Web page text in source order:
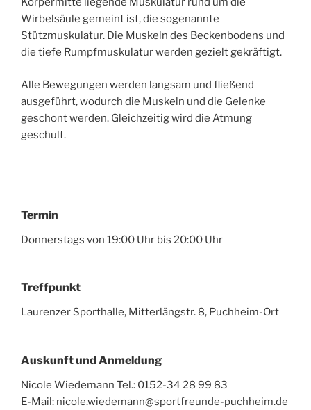
Wirbelsäule gemeint ist, die sogenannte
Stützmuskulatur. Die Muskeln des Beckenbodens und
die tiefe Rumpfmuskulatur werden gezielt gekräftigt.
Alle Bewegungen werden langsam und fließend
ausgeführt, wodurch die Muskeln und die Gelenke
geschont werden. Gleichzeitig wird die Atmung
geschult.
Termin
Donnerstags von 19:00 Uhr bis 20:00 Uhr
Treffpunkt
Laurenzer Sporthalle, Mitterlängstr. 8, Puchheim-Ort
Auskunft und Anmeldung
Nicole Wiedemann Tel.: 0152-34 28 99 83
E-Mail: nicole.wiedemann@sportfreunde-puchheim.de